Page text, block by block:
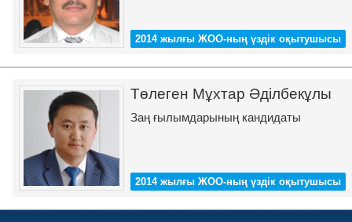
2014 жылғы ЖОО-ның үздік оқытушысы
Төлеген Мұхтар Әділбекұлы
Заң ғылымдарының кандидаты
2014 жылғы ЖОО-ның үздік оқытушысы